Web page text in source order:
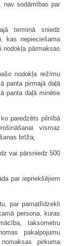
nav sodāmības par
termiņā sniedz
kas nepieciešama
pārmaksas
nodokļa režīmu
panta pirmajā daļā
panta daļā minētie
paredzēts pilnībā
vismaz
brīža;
vai pārsniedz 500
par iepriekšējiem
par pamatlīdzekli
persona, kuras
taksometru
pakalpojumu
pirkuma